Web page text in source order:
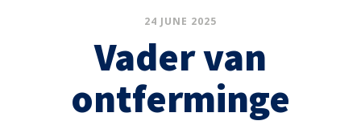
24 JUNE 2025
Vader van
ontferminge